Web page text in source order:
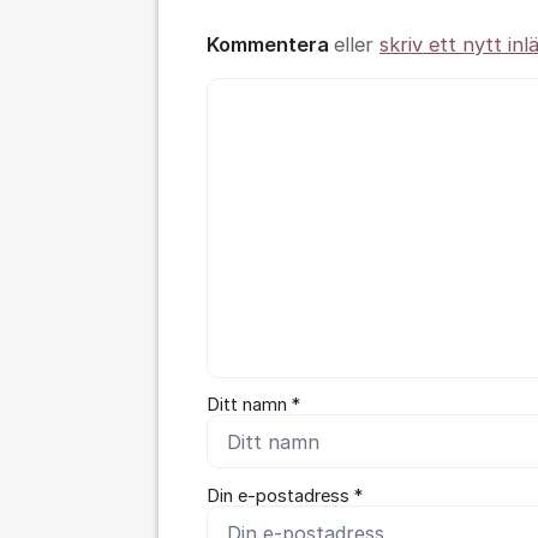
Kommentera eller skriv ett nytt
Ditt namn *
Din e-postadress *